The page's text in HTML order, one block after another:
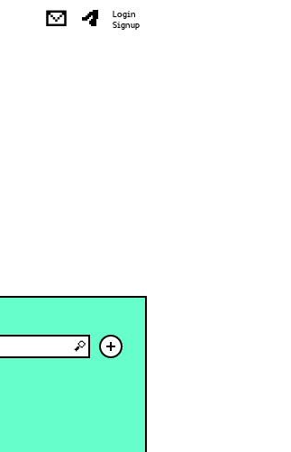
✉
Login
Signup
+